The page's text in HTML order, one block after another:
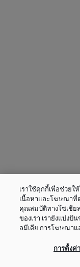
เราใช้คุกกี้เพื่อช่วยใ
เนื้อหาและโฆษณาที่
คุณสมบัติทางโซเชียล
ของเรา เรายังแบ่ง
ลมีเดีย การโฆษณาแ
การตั้งค่